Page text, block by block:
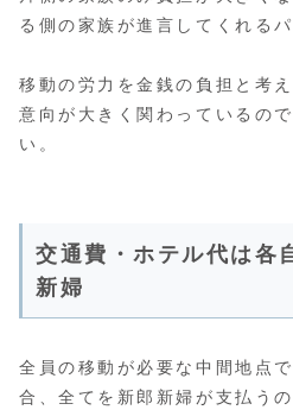
る側の家族が進言してくれる
移動の労力を金銭の負担と考
意向が大きく関わっているの
い。
交通費・ホテル代は各
新婦
全員の移動が必要な中間地点
合、全てを新郎新婦が支払う